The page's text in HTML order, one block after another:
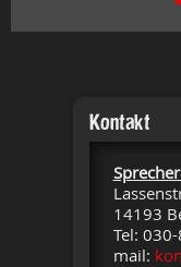
Kontakt
14193
Tel:
mail: